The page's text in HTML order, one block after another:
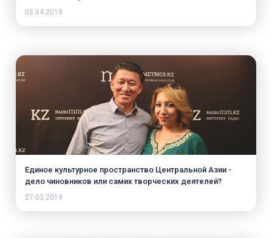
05.04.2019
Единое культурное пространство Центральной Азии -
дело чиновников или самих творческих деятелей?
27.03.2019